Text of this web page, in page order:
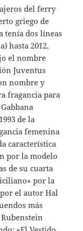
del ferry
griego de
tenía dos líneas
hasta 2012,
el nombre
Juventus
nombre y
fragancia para
de la
femenina
característica
por la modelo
de su cuarta
por la
el autor Hal
más